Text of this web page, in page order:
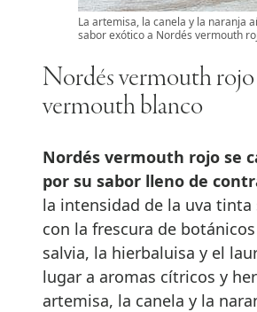
La artemisa, la canela y la naranja
sabor exótico a Nordés vermouth
Nordés vermouth
vermouth blanco
Nordés vermouth rojo se
por su sabor lleno de
la intensidad de la uva tinta
con la frescura de
salvia, la hierbaluisa y el
lugar a aromas cítricos y
artemisa, la canela y la